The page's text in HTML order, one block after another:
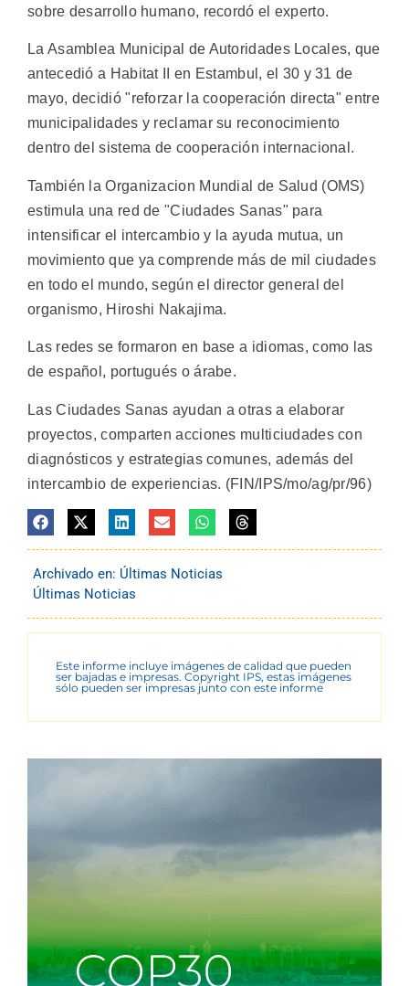
sobre desarrollo humano, recordó el experto.
La Asamblea Municipal de Autoridades Locales, que
antecedió a Habitat II en Estambul, el 30 y 31 de
mayo, decidió "reforzar la cooperación directa" entre
municipalidades y reclamar su reconocimiento
dentro del sistema de cooperación internacional.
También la Organizacion Mundial de Salud (OMS)
estimula una red de "Ciudades Sanas" para
intensificar el intercambio y la ayuda mutua, un
movimiento que ya comprende más de mil ciudades
en todo el mundo, según el director general del
organismo, Hiroshi Nakajima.
Las redes se formaron en base a idiomas, como las
de español, portugués o árabe.
Las Ciudades Sanas ayudan a otras a elaborar
proyectos, comparten acciones multiciudades con
diagnósticos y estrategias comunes, además del
intercambio de experiencias. (FIN/IPS/mo/ag/pr/96)
Archivado en: Últimas Noticias
Últimas Noticias
Este informe incluye imágenes de calidad que pueden
ser bajadas e impresas. Copyright IPS, estas imágenes
sólo pueden ser impresas junto con este informe